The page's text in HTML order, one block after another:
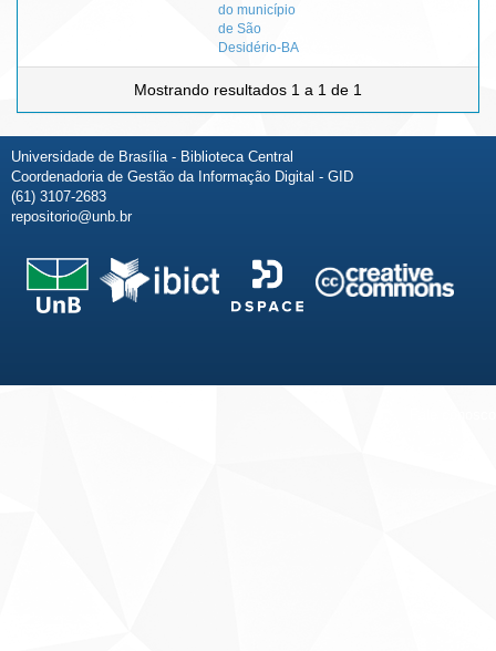
do município
de São
Desidério-BA
Mostrando resultados 1 a 1 de 1
Universidade de Brasília - Biblioteca Central
Coordenadoria de Gestão da Informação Digital - GID
(61) 3107-2683
repositorio@unb.br